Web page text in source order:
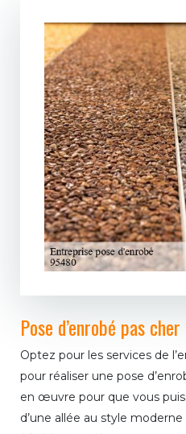
Pose d’enrobé pas
Optez pour les services de
pour réaliser une pose
en œuvre pour que vous
d’une allée au style